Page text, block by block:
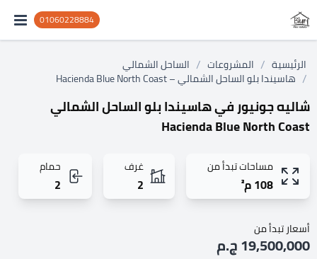
01060228884
الرئيسية / المشروعات / الساحل الشمالي
/ هاسيندا بلو الساحل الشمالي – Hacienda Blue North Coast
شاليه جونيور في هاسيندا بلو الساحل الشمالي
Hacienda Blue North Coast
مساحات تبدأ من
108 م²
غرف
2
حمام
2
أسعار تبدأ من
19,500,000 ج.م